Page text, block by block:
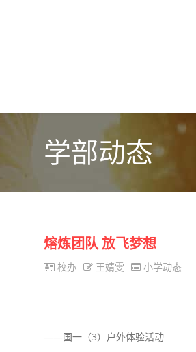
学部动态
熔炼团队 放飞梦想
校办 王婧雯 小学动态
——国一（3）户外体验活动